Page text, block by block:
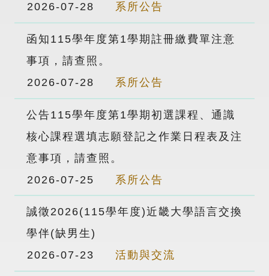
系所公告
2026-07-28
函知115學年度第1學期註冊繳費單注意
事項，請查照。
系所公告
2026-07-28
公告115學年度第1學期初選課程、通識
核心課程選填志願登記之作業日程表及注
意事項，請查照。
系所公告
2026-07-25
誠徵2026(115學年度)近畿大學語言交換
學伴(缺男生)
活動與交流
2026-07-23